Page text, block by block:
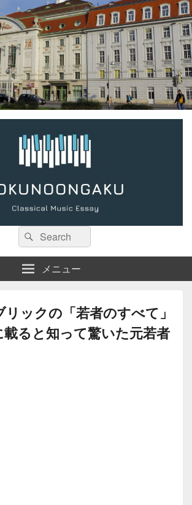
検
索:
検
索
メニュー
ックの「若者のすべて」
ると知って驚いた元若者